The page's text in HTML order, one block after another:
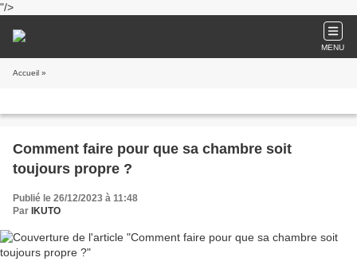
"/>
MENU
Accueil »
Comment faire pour que sa chambre soit
toujours propre ?
Publié le 26/12/2023 à 11:48
Par IKUTO